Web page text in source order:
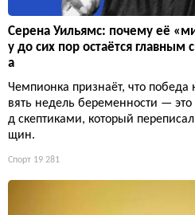
Серена Уильямс: почему её
у до сих пор остаётся главным
а
Чемпионка признаёт, что победа
вять недель беременности —
д скептиками, который
щин.
Спорт 19 281